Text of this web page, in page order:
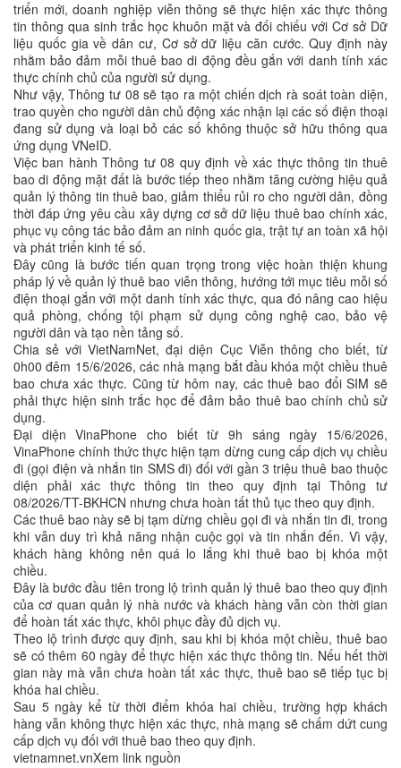
triển mới, doanh nghiệp viễn thông sẽ thực hiện xác thực thông
tin thông qua sinh trắc học khuôn mặt và đối chiếu với Cơ sở Dữ
liệu quốc gia về dân cư, Cơ sở dữ liệu căn cước. Quy định này
nhằm bảo đảm mỗi thuê bao di động đều gắn với danh tính xác
thực chính chủ của người sử dụng.
Như vậy, Thông tư 08 sẽ tạo ra một chiến dịch rà soát toàn diện,
trao quyền cho người dân chủ động xác nhận lại các số điện thoại
đang sử dụng và loại bỏ các số không thuộc sở hữu thông qua
ứng dụng VNeID.
Việc ban hành Thông tư 08 quy định về xác thực thông tin thuê
bao di động mặt đất là bước tiếp theo nhằm tăng cường hiệu quả
quản lý thông tin thuê bao, giảm thiểu rủi ro cho người dân, đồng
thời đáp ứng yêu cầu xây dựng cơ sở dữ liệu thuê bao chính xác,
phục vụ công tác bảo đảm an ninh quốc gia, trật tự an toàn xã hội
và phát triển kinh tế số.
Đây cũng là bước tiến quan trọng trong việc hoàn thiện khung
pháp lý về quản lý thuê bao viễn thông, hướng tới mục tiêu mỗi số
điện thoại gắn với một danh tính xác thực, qua đó nâng cao hiệu
quả phòng, chống tội phạm sử dụng công nghệ cao, bảo vệ
người dân và tạo nền tảng số.
Chia sẻ với VietNamNet, đại diện Cục Viễn thông cho biết, từ
0h00 đêm 15/6/2026, các nhà mạng bắt đầu khóa một chiều thuê
bao chưa xác thực. Cũng từ hôm nay, các thuê bao đổi SIM sẽ
phải thực hiện sinh trắc học để đảm bảo thuê bao chính chủ sử
dụng.
Đại diện VinaPhone cho biết từ 9h sáng ngày 15/6/2026,
VinaPhone chính thức thực hiện tạm dừng cung cấp dịch vụ chiều
đi (gọi điện và nhắn tin SMS đi) đối với gần 3 triệu thuê bao thuộc
diện phải xác thực thông tin theo quy định tại Thông tư
08/2026/TT-BKHCN nhưng chưa hoàn tất thủ tục theo quy định.
Các thuê bao này sẽ bị tạm dừng chiều gọi đi và nhắn tin đi, trong
khi vẫn duy trì khả năng nhận cuộc gọi và tin nhắn đến. Vì vậy,
khách hàng không nên quá lo lắng khi thuê bao bị khóa một
chiều.
Đây là bước đầu tiên trong lộ trình quản lý thuê bao theo quy định
của cơ quan quản lý nhà nước và khách hàng vẫn còn thời gian
để hoàn tất xác thực, khôi phục đầy đủ dịch vụ.
Theo lộ trình được quy định, sau khi bị khóa một chiều, thuê bao
sẽ có thêm 60 ngày để thực hiện xác thực thông tin. Nếu hết thời
gian này mà vẫn chưa hoàn tất xác thực, thuê bao sẽ tiếp tục bị
khóa hai chiều.
Sau 5 ngày kể từ thời điểm khóa hai chiều, trường hợp khách
hàng vẫn không thực hiện xác thực, nhà mạng sẽ chấm dứt cung
cấp dịch vụ đối với thuê bao theo quy định.
vietnamnet.vnXem link nguồn